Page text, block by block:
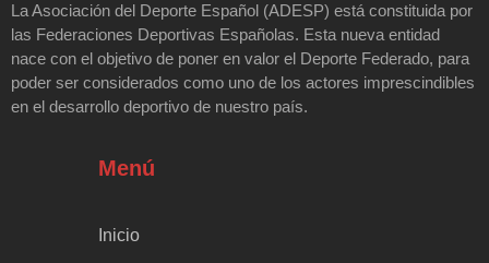
La Asociación del Deporte Español (ADESP) está constituida por
las Federaciones Deportivas Españolas. Esta nueva entidad
nace con el objetivo de poner en valor el Deporte Federado, para
poder ser considerados como uno de los actores imprescindibles
en el desarrollo deportivo de nuestro país.
Menú
Inicio